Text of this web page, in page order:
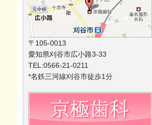
〒105-0013
愛知県刈谷市広小路3-33
TEL:0566-21-0211
*名鉄三河線刈谷市徒歩1分